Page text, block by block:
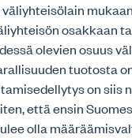
osakkaan
olevien osuus
tuotosta
on siis
että ensin
olla